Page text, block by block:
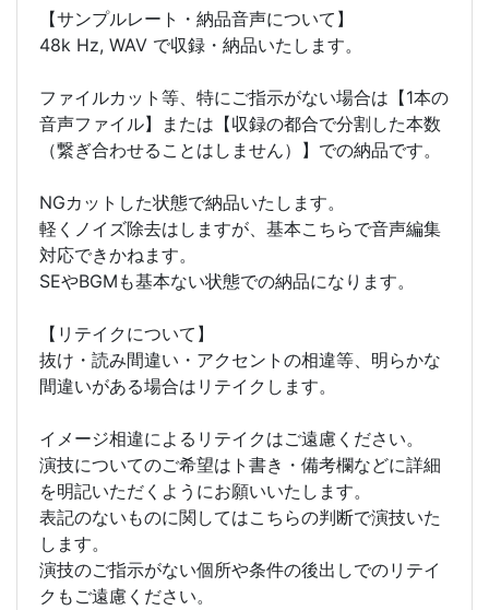
【サンプルレート・納品音声について】
48k Hz, WAV で収録・納品いたします。
ファイルカット等、特にご指示がない場合は【1本の
音声ファイル】または【収録の都合で分割した本数
（繋ぎ合わせることはしません）】での納品です。
NGカットした状態で納品いたします。
軽くノイズ除去はしますが、基本こちらで音声編集
対応できかねます。
SEやBGMも基本ない状態での納品になります。
【リテイクについて】
抜け・読み間違い・アクセントの相違等、明らかな
間違いがある場合はリテイクします。
イメージ相違によるリテイクはご遠慮ください。
演技についてのご希望はト書き・備考欄などに詳細
を明記いただくようにお願いいたします。
表記のないものに関してはこちらの判断で演技いた
します。
演技のご指示がない個所や条件の後出しでのリテイ
クもご遠慮ください。